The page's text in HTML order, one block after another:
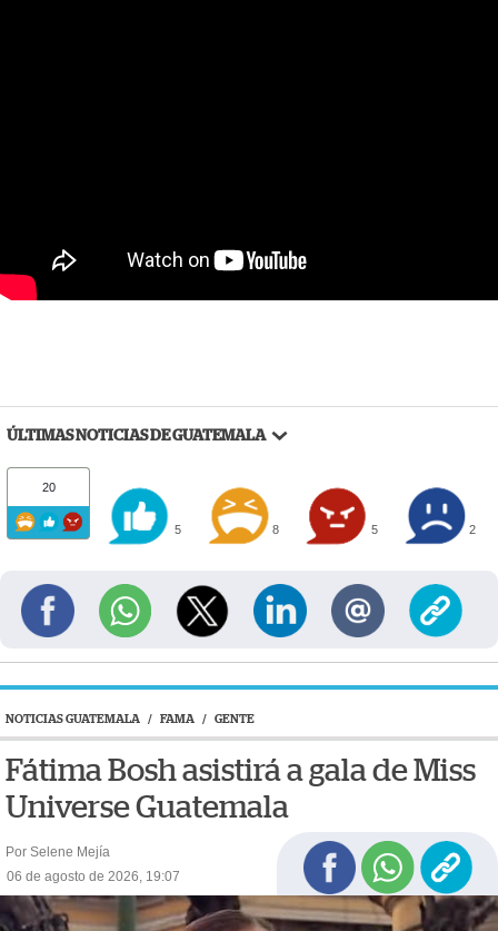
ÚLTIMAS NOTICIAS DE GUATEMALA
20
5 8 5 2
NOTICIAS GUATEMALA / FAMA / GENTE
Fátima Bosh asistirá a gala de Miss
Universe Guatemala
Por Selene Mejía
06 de agosto de 2026, 19:07